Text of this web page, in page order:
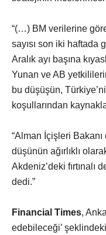
“(…) BM verilerine
sayısı son iki haftada
Aralık ayı başına
Yunan ve AB
bu düşüşün,
koşullarından
“Alman İçişleri
düşünün ağırlıklı
Akdeniz’deki fırtınalı
dedi.”
Financial Times,
edebileceği’ şeklindeki